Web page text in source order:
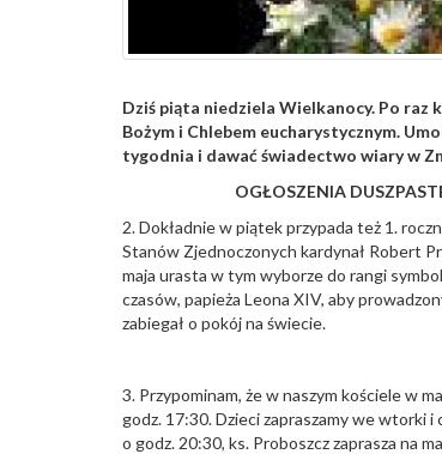
Dziś piąta niedziela Wielkanocy. Po raz
Bożym i Chlebem eucharystycznym.
tygodnia i dawać świadectwo wiary w
OGŁOSZENIA
2. Dokładnie w piątek przypada też 1.
Stanów Zjednoczonych kardynał Robert
maja urasta w tym wyborze do rangi
czasów, papieża Leona XIV, aby
zabiegał o pokój na świecie.
3. Przypominam, że w naszym kościele w
godz. 17:30. Dzieci zapraszamy we wtorki
o godz. 20:30, ks. Proboszcz zaprasza na